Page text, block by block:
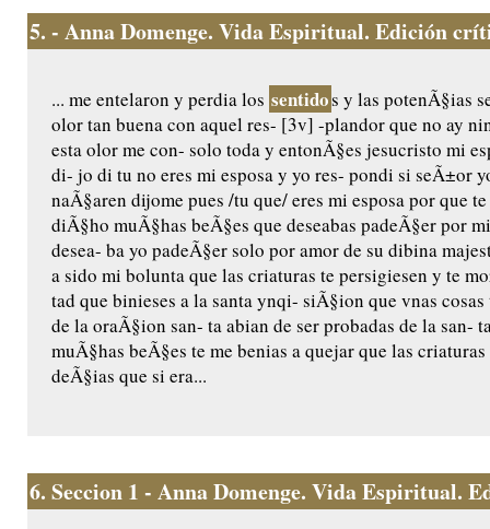
5. - Anna Domenge. Vida Espiritual. Edición
... me entelaron y perdia los sentidos y las potenÃ§ias
olor tan buena con aquel res- [3v] -plandor que no ay
esta olor me con- solo toda y entonÃ§es jesucristo mi
di- jo di tu no eres mi esposa y yo res- pondi si seÃ±or
naÃ§aren dijome pues /tu que/ eres mi esposa por que
diÃ§ho muÃ§has beÃ§es que deseabas padeÃ§er por
desea- ba yo padeÃ§er solo por amor de su dibina
a sido mi bolunta que las criaturas te persigiesen y te
tad que binieses a la santa ynqi- siÃ§ion que vnas
de la oraÃ§ion san- ta abian de ser probadas de la san-
muÃ§has beÃ§es te me benias a quejar que las
deÃ§ias que si era...
6. Seccion 1 - Anna Domenge. Vida Espiritual.